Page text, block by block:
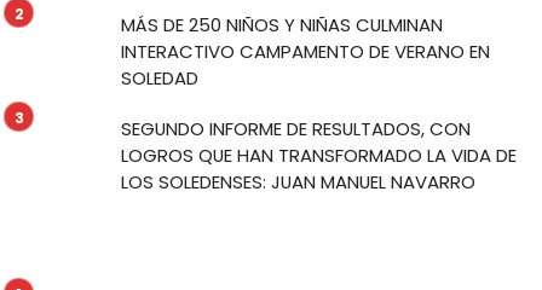
MÁS DE 250 NIÑOS Y NIÑAS CULMINAN
INTERACTIVO CAMPAMENTO DE VERANO EN
SOLEDAD
SEGUNDO INFORME DE RESULTADOS, CON
LOGROS QUE HAN TRANSFORMADO LA VIDA DE
LOS SOLEDENSES: JUAN MANUEL NAVARRO